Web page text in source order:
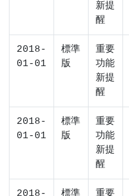
新提
醒
2018-
01-01
標準
版
重要
功能
新提
醒
2018-
01-01
標準
版
重要
功能
新提
醒
2018-
標準
重要